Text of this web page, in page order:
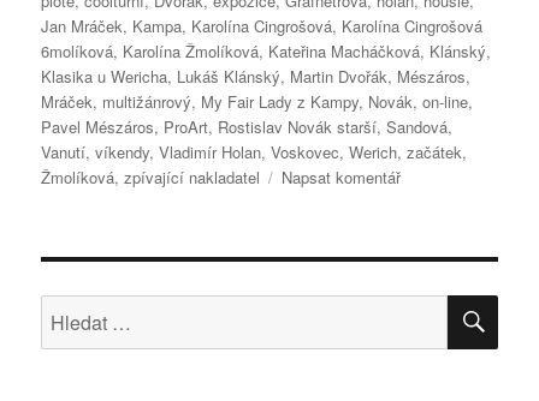
Jan Mráček, Kampa, Karolína Cingrošová, Karolína Cingrošová
6molíková, Karolína Žmolíková, Kateřina Macháčková, Klánský,
Klasika u Wericha, Lukáš Klánský, Martin Dvořák, Mészáros,
Mráček, multižánrový, My Fair Lady z Kampy, Novák,on-line,
Pavel Mészáros, ProArt, Rostislav Novák starší,Sandová,
Vanutí,víkendy,Vladimír Holan,Voskovec,Werich,začátek,
Žmolíková,zpívající nakladatel Napsat komentářpro
názvem
ve
Werichově
vile
Hledat: